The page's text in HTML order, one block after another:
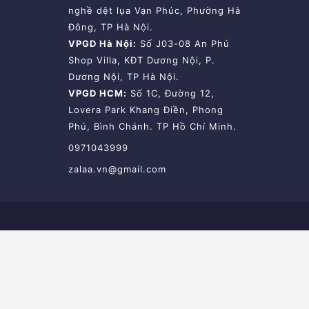
nghề dệt lụa Vạn Phúc, Phường Hà
Đông, TP Hà Nội.
VPGD Hà Nội: Số J03-08 An Phú
Shop Villa, KĐT Dương Nội, P.
Dương Nội, TP Hà Nội.
VPGD HCM: Số 1C, Đường 12,
Lovera Park Khang Điền, Phong
Phú, Bình Chánh. TP Hồ Chí Minh.
0971043999
zalaa.vn@gmail.com